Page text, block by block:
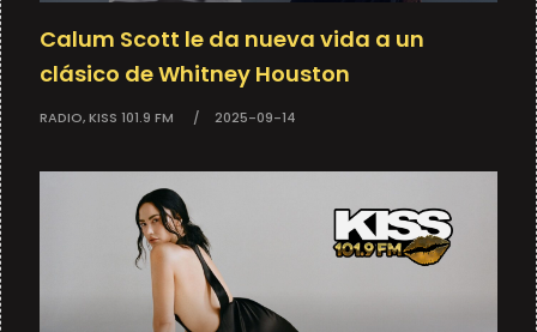
Calum Scott le da nueva vida a un
clásico de Whitney Houston
RADIO, KISS 101.9 FM 2025-09-14